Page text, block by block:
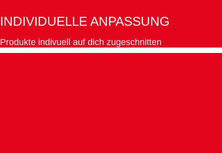
INDIVIDUELLE ANPASSUNG
Produkte indivuell auf dich zugeschnitten